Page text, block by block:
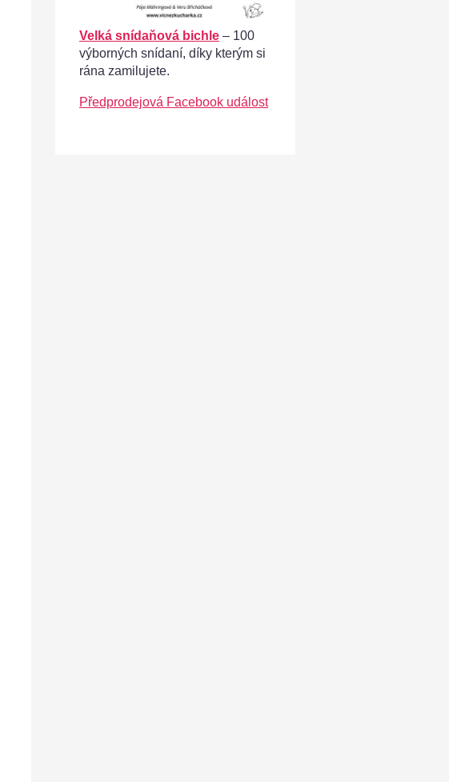
Velká snídaňová bichle – 100
výborných snídaní, díky kterým si
rána zamilujete.
Předprodejová Facebook událost